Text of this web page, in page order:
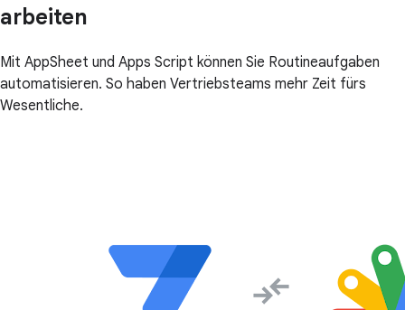
arbeiten
Mit AppSheet und Apps Script können Sie Routineaufgaben
automatisieren. So haben Vertriebsteams mehr Zeit fürs
Wesentliche.